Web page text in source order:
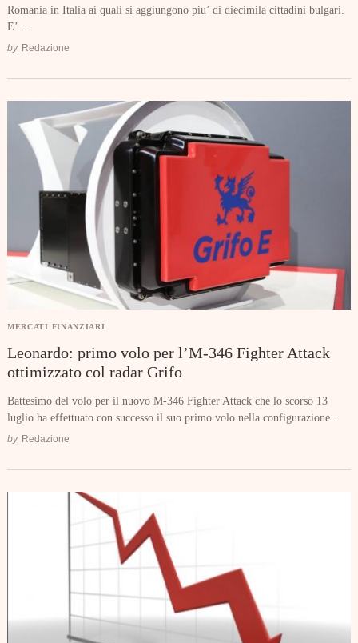
Romania in Italia ai quali si aggiungono piu’ di diecimila cittadini bulgari.
E’...
by Redazione
MERCATI FINANZIARI
Leonardo: primo volo per l’M-346 Fighter Attack
ottimizzato col radar Grifo
Battesimo del volo per il nuovo M-346 Fighter Attack che lo scorso 13
luglio ha effettuato con successo il suo primo volo nella configurazione...
by Redazione